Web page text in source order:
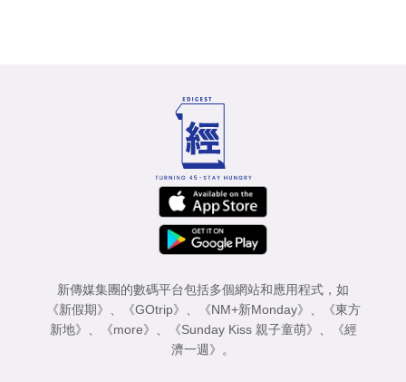
新傳媒集團的數碼平台包括多個網站和應用程式，如
《新假期》
《GOtrip》 《NM+新Monday》
《東方
新地》
《more》 《Sunday Kiss 親子童萌》
《經
濟一週》
。